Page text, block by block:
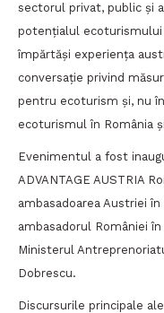
sectorul privat, public și
potențialul ecoturismului
împărtăși experiența
conversație privind
pentru ecoturism și, nu
ecoturismul în România
Evenimentul a fost
ADVANTAGE AUSTRIA
ambasadoarea Austriei
ambasadorul României
Ministerul
Dobrescu.
Discursurile principale